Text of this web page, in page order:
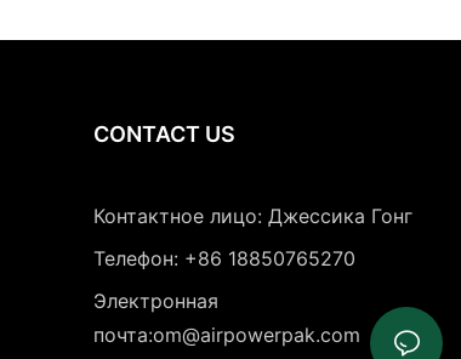
CONTACT US
Контактное лицо: Джессика Гонг
Телефон: +86 18850765270
Электронная
почта:om@airpowerpak.com